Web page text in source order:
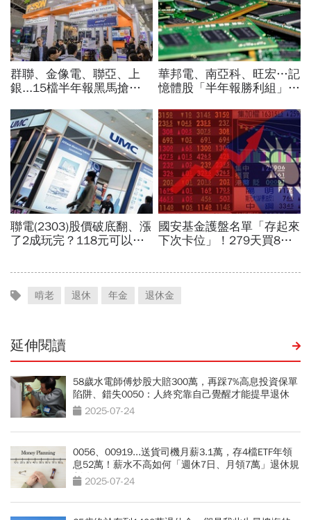
啃老 退休 年金 退休金
延伸閱讀
58歲水電師傅炒股大賠300萬，再踩7%高息投資保單
陷阱、錯失0050：人終究靠自己覺醒才能提早退休
2025-07-24
0056、00919...送貨司機月薪3.1萬，存4檔ETF年領
息52萬！薪水不高如何「週休7日、月領7萬」退休規
劃公開
2025-07-24